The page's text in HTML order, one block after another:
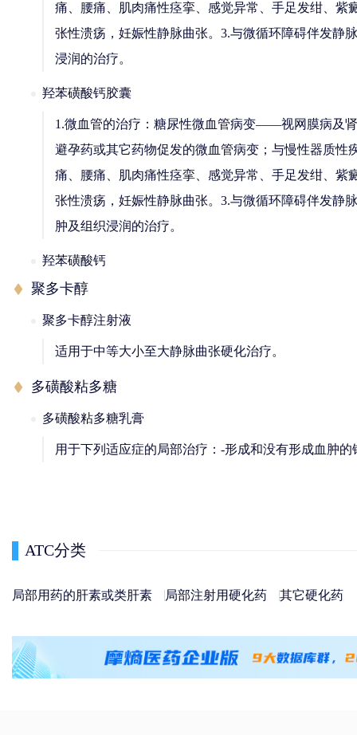
痛、腰痛、肌肉痛性痉挛、感觉异常、手足发绀、
张性溃疡，妊娠性静脉曲张。3.与微循环障碍伴发静
浸润的治疗。
羟苯磺酸钙胶囊
1.微血管的治疗：糖尿性微血管病变——视网膜病及
避孕药或其它药物促发的微血管病变；与慢性器质
痛、腰痛、肌肉痛性痉挛、感觉异常、手足发绀、
张性溃疡，妊娠性静脉曲张。3.与微循环障碍伴发
肿及组织浸润的治疗。
羟苯磺酸钙
聚多卡醇
聚多卡醇注射液
适用于中等大小至大静脉曲张硬化治疗。
多磺酸粘多糖
多磺酸粘多糖乳膏
用于下列适应症的局部治疗：-形成和没有形成血肿
ATC分类
局部用药的肝素或类肝素 局部注射用硬化药 其它硬化药